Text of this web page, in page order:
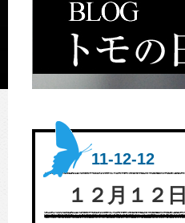
11-12-12
１２月１２